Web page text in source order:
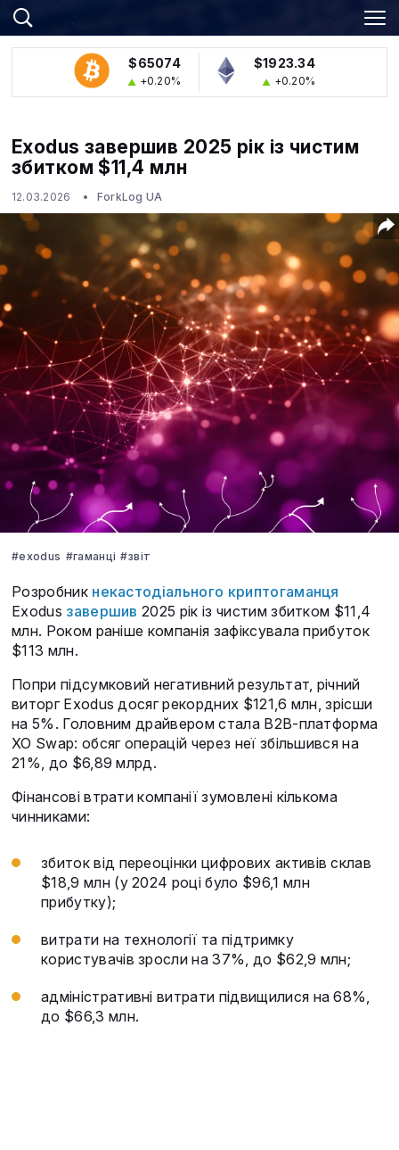
$65074
+0.20%
$1923.34
+0.20%
Exodus завершив 2025 рік із чистим
збитком $11,4 млн
12.03.2026 ForkLog UA
#exodus #гаманці #звіт
Розробник некастодіального криптогаманця
Exodus завершив 2025 рік із чистим збитком $11,4
млн. Роком раніше компанія зафіксувала прибуток
$113 млн.
Попри підсумковий негативний результат, річний
виторг Exodus досяг рекордних $121,6 млн, зрісши
на 5%. Головним драйвером стала B2B-платформа
XO Swap: обсяг операцій через неї збільшився на
21%, до $6,89 млрд.
Фінансові втрати компанії зумовлені кількома
чинниками:
збиток від переоцінки цифрових активів склав
$18,9 млн (у 2024 році було $96,1 млн
прибутку);
витрати на технології та підтримку
користувачів зросли на 37%, до $62,9 млн;
адміністративні витрати підвищилися на 68%,
до $66,3 млн.